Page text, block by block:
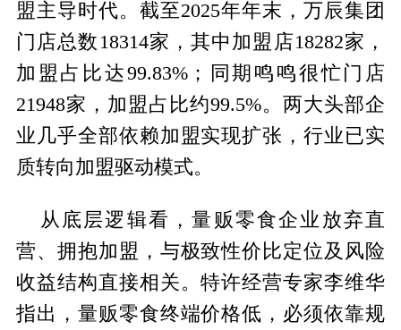
盟主导时代。截至2025年年末，万辰集团
门店总数18314家，其中加盟店18282家，
加盟占比达99.83%；同期鸣鸣很忙门店
21948家，加盟占比约99.5%。两大头部企
业几乎全部依赖加盟实现扩张，行业已实
质转向加盟驱动模式。
从底层逻辑看，量贩零食企业放弃直
营、拥抱加盟，与极致性价比定位及风险
收益结构直接相关。特许经营专家李维华
指出，量贩零食终端价格低，必须依靠规